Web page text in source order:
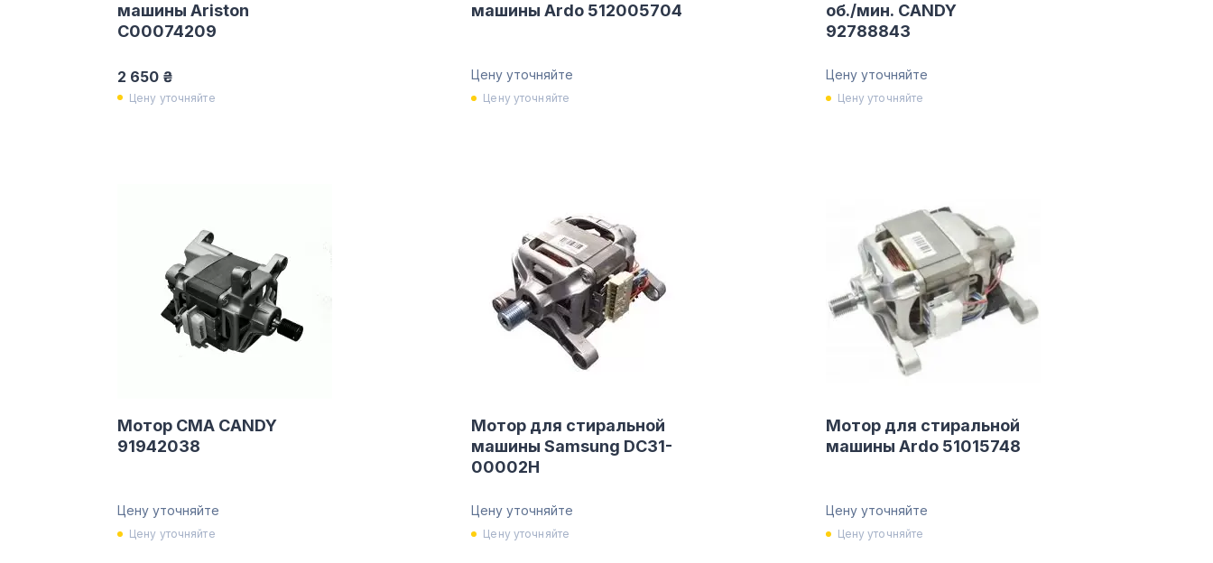
машины Ariston
C00074209
2 650 ₴
Цену уточняйте
машины Ardo 512005704
Цену уточняйте
Цену уточняйте
об./мин. CANDY
92788843
Цену уточняйте
Цену уточняйте
Мотор СМА CANDY
91942038
Цену уточняйте
Цену уточняйте
Мотор для стиральной
машины Samsung DC31-
00002H
Цену уточняйте
Цену уточняйте
Мотор для стиральной
машины Ardo 51015748
Цену уточняйте
Цену уточняйте